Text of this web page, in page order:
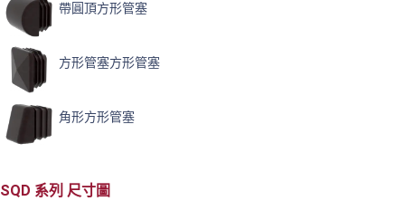
帶圓頂方形管塞
方形管塞方形管塞
角形方形管塞
SQD 尺寸圖